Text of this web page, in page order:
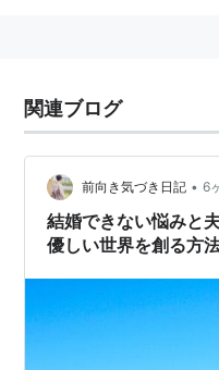
関連ブログ
前向き気づき日記 • 6
結婚できない悩みと
優しい世界を創る方